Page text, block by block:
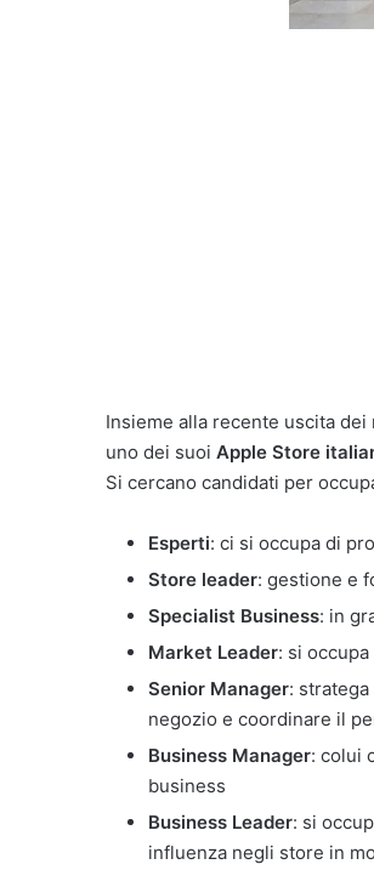
Insieme alla recente uscita dei
uno dei suoi Apple Store
Si cercano candidati per
Esperti: ci si occupa di
Store leader: gestione e
Specialist Business: in
Market Leader: si
Senior Manager:
negozio e coordinare il
Business Manager: colui
business
Business Leader: si
influenza negli store in